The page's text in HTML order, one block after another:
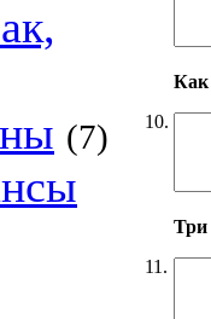
(7) 10.
Как
11.
Три